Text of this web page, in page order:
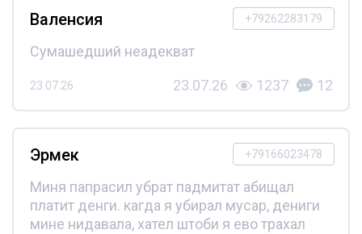
+79262283179
Валенсия
Сумашедший неадекват
23.07.26 23.07.26 1237 12
+79166023478
Эрмек
Миня папрасил убрат падмитат абищал
платит денги. кагда я убирал мусар, дениги
мине нидавала, хател штоби я ево трахал